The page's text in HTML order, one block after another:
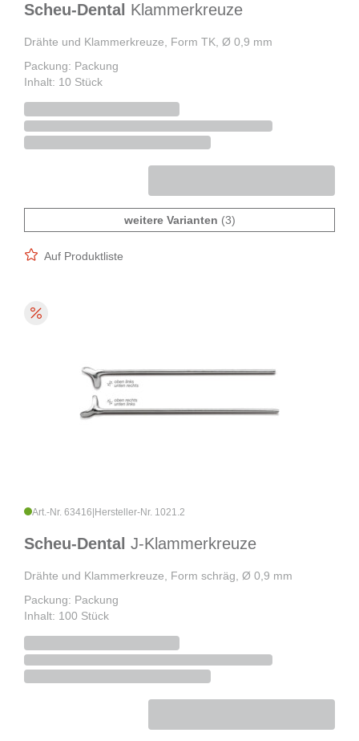
Scheu-Dental Klammerkreuze
Drähte und Klammerkreuze, Form TK, Ø 0,9 mm
Packung: Packung
Inhalt: 10 Stück
weitere Varianten (3)
Auf Produktliste
Art.-Nr. 63416 Hersteller-Nr. 1021.2
Scheu-Dental J-Klammerkreuze
Drähte und Klammerkreuze, Form schräg, Ø 0,9 mm
Packung: Packung
Inhalt: 100 Stück